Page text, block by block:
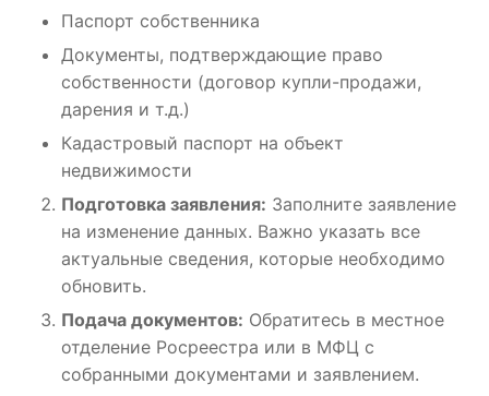
Паспорт собственника
Документы, подтверждающие право
собственности (договор купли-продажи,
дарения и т.д.)
Кадастровый паспорт на объект
недвижимости
Подготовка заявления: Заполните заявление
на изменение данных. Важно указать все
актуальные сведения, которые необходимо
обновить.
Подача документов: Обратитесь в местное
отделение Росреестра или в МФЦ с
собранными документами и заявлением.